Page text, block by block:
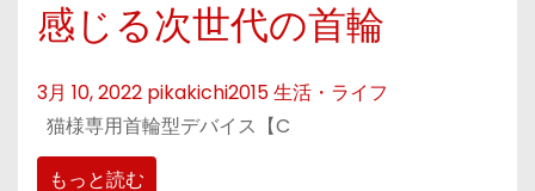
感じる次世代の首輪
3月 10, 2022 pikakichi2015生活・ライフ
猫様専用首輪型デバイス【C
もっと読む